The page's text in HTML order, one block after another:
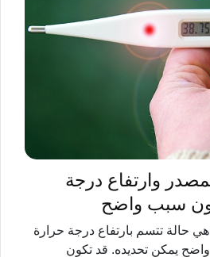
وارتفاع درجة
سبب واضح
حالة تتسم بارتفاع درجة حرارة
يمكن تحديده. قد تكون